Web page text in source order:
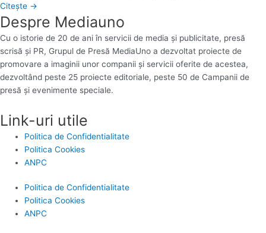
Citește →
Despre Mediauno
Cu o istorie de 20 de ani în servicii de media și publicitate, presă
scrisă și PR, Grupul de Presă MediaUno a dezvoltat proiecte de
promovare a imaginii unor companii și servicii oferite de acestea,
dezvoltând peste 25 proiecte editoriale, peste 50 de Campanii de
presă și evenimente speciale.
Link-uri utile
Politica de Confidentialitate
Politica Cookies
ANPC
Politica de Confidentialitate
Politica Cookies
ANPC